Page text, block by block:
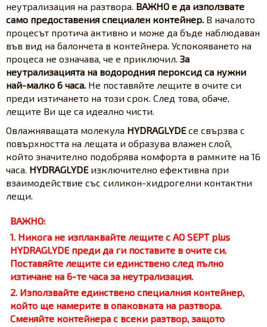
неутрализация на разтвора. ВАЖНО е да използвате
само предоставения специален контейнер. В началото
процесът протича активно и може да бъде наблюдаван
във вид на балончета в контейнера. Успокояването на
процеса не означава, че е приключил. За
неутрализацията на водородния пероксид са нужни
най-малко 6 часа. Не поставяйте лещите в очите си
преди изтичането на този срок. След това, обаче,
лещите Ви ще са идеално чисти.
Овлажняващата молекула HYDRAGLYDEсе свързва с
повърхността на лещата и образува влажен слой,
който значително подобрява комфорта в рамките на 16
часа. HYDRAGLYDE изключително ефективна при
взаимодействие със силикон-хидрогелни контактни
лещи.
ВАЖНО:
1. Никога не изплаквайте лещите с AO SEPT plus
HYDRAGLYDE преди да ги поставите в очите си.
Поставяйте лещите си единствено след пълно
изтичане на 6-те часа за неутрализация.
2. Използвайте единствено специалния контейнер,
който ще намерите в опаковката на разтвора.
Сменяйте контейнера с всеки разтвор, защото